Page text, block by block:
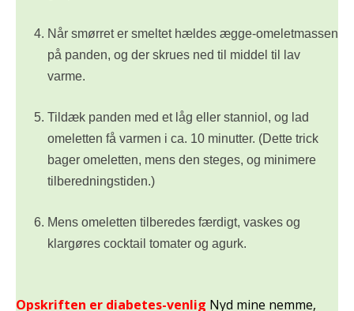
Når smørret er smeltet hældes ægge-omeletmassen
på panden, og der skrues ned til middel til lav
varme.
Tildæk panden med et låg eller stanniol, og lad
omeletten få varmen i ca. 10 minutter. (Dette trick
bager omeletten, mens den steges, og minimere
tilberedningstiden.)
Mens omeletten tilberedes færdigt, vaskes og
klargøres cocktail tomater og agurk.
Opskriften er diabetes-venlig Nyd mine nemme,